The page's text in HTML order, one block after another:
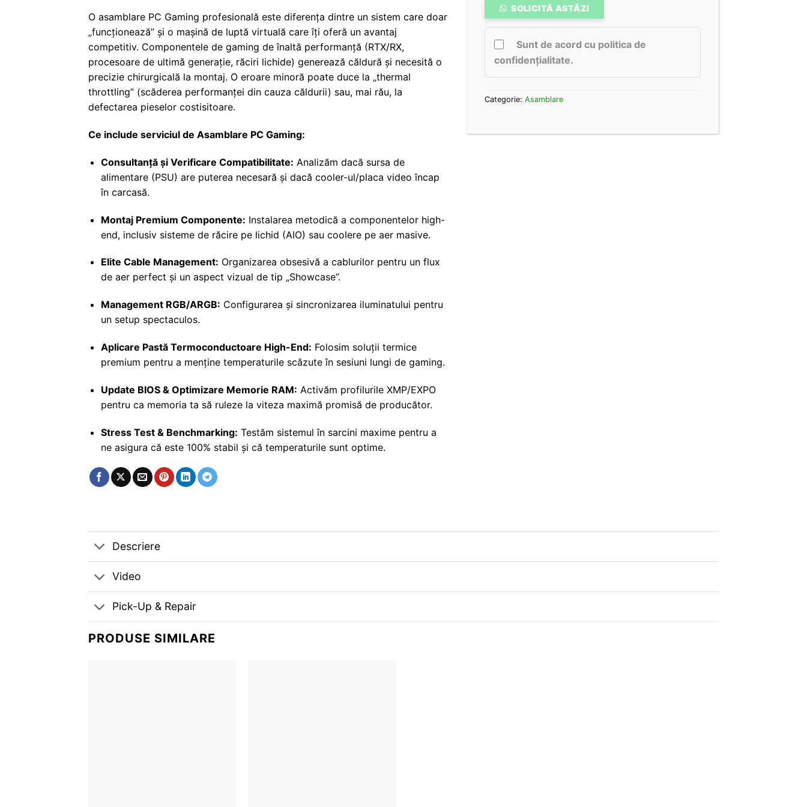
O asamblare PC Gaming profesională este diferența dintre un sistem care doar
„funcționează” și o mașină de luptă virtuală care îți oferă un avantaj
competitiv. Componentele de gaming de înaltă performanță (RTX/RX,
procesoare de ultimă generație, răciri lichide) generează căldură și necesită o
precizie chirurgicală la montaj. O eroare minoră poate duce la „thermal
throttling” (scăderea performanței din cauza căldurii) sau, mai rău, la
defectarea pieselor costisitoare.
Ce include serviciul de Asamblare PC Gaming:
Consultanță și Verificare Compatibilitate: Analizăm dacă sursa de
alimentare (PSU) are puterea necesară și dacă cooler-ul/placa video încap
în carcasă.
Montaj Premium Componente: Instalarea metodică a componentelor high-
end, inclusiv sisteme de răcire pe lichid (AIO) sau coolere pe aer masive.
Elite Cable Management: Organizarea obsesivă a cablurilor pentru un flux
de aer perfect și un aspect vizual de tip „Showcase”.
Management RGB/ARGB: Configurarea și sincronizarea iluminatului pentru
un setup spectaculos.
Aplicare Pastă Termoconductoare High-End: Folosim soluții termice
premium pentru a menține temperaturile scăzute în sesiuni lungi de gaming.
Update BIOS & Optimizare Memorie RAM: Activăm profilurile XMP/EXPO
pentru ca memoria ta să ruleze la viteza maximă promisă de producător.
Stress Test & Benchmarking: Testăm sistemul în sarcini maxime pentru a
ne asigura că este 100% stabil și că temperaturile sunt optime.
SOLICITĂ ASTĂZI
Sunt de acord cu politica de
confidențialitate.
Categorie: Asamblare
Descriere
Video
Pick-Up & Repair
PRODUSE SIMILARE